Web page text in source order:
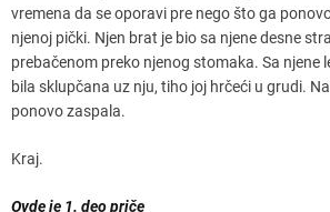
vremena da se oporavi pre nego što ga
njenoj pički. Njen brat je bio sa njene desne
prebačenom preko njenog stomaka. Sa njene
bila sklupčana uz nju, tiho joj hrčeći u grudi.
ponovo zaspala.
Kraj.
Ovde je 1. deo priče